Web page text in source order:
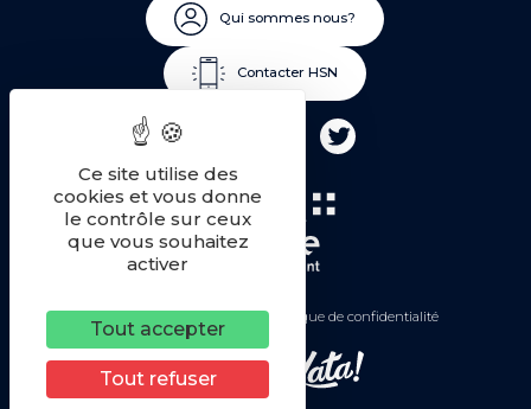
Qui sommes nous?
Contacter HSN
Mentions légales Politique de confidentialité
Une réalisation
Ce site utilise des
cookies et vous donne
le contrôle sur ceux
que vous souhaitez
activer
Tout accepter
Tout refuser